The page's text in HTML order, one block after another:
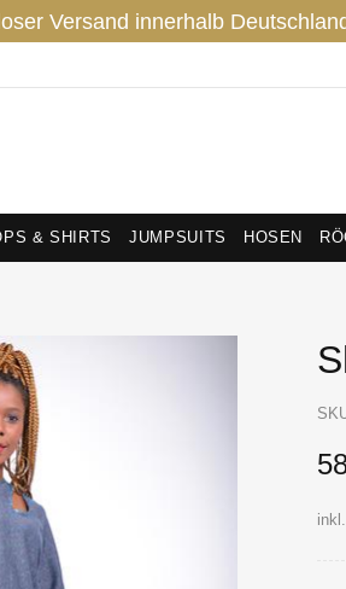
Versand innerhalb
& SHIRTS JUMPSUITS HOSEN